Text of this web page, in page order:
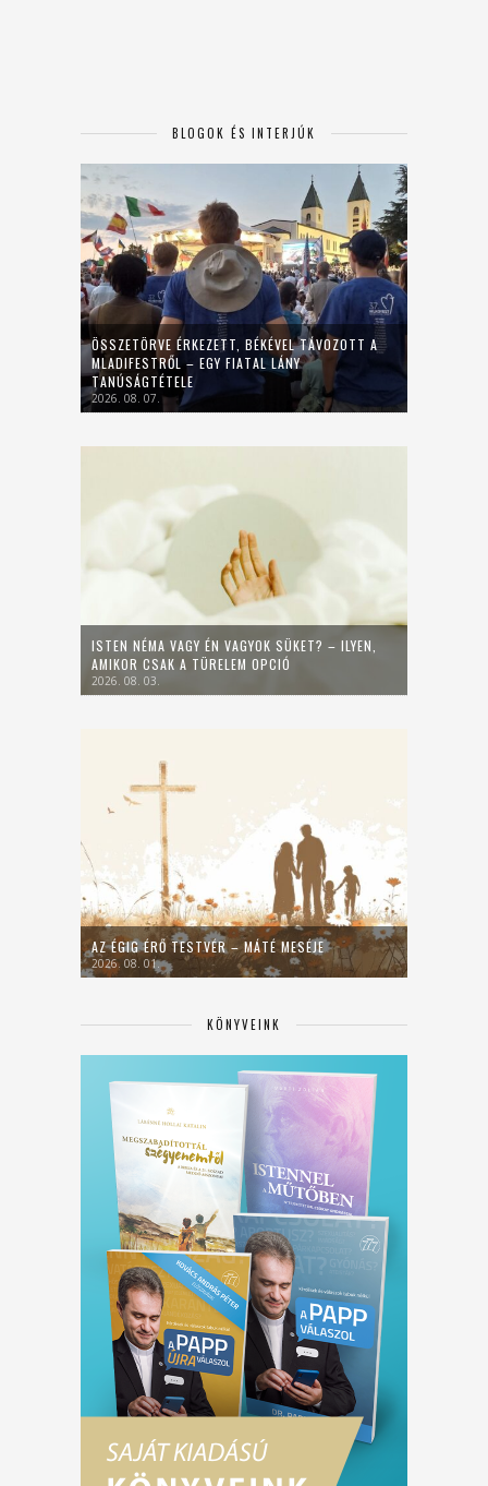
BLOGOK ÉS INTERJÚK
ÖSSZETÖRVE ÉRKEZETT, BÉKÉVEL TÁVOZOTT A
MLADIFESTRŐL – EGY FIATAL LÁNY
TANÚSÁGTÉTELE
2026. 08. 07.
ISTEN NÉMA VAGY ÉN VAGYOK SÜKET? – ILYEN,
AMIKOR CSAK A TÜRELEM OPCIÓ
2026. 08. 03.
AZ ÉGIG ÉRŐ TESTVÉR – MÁTÉ MESÉJE
2026. 08. 01.
KÖNYVEINK